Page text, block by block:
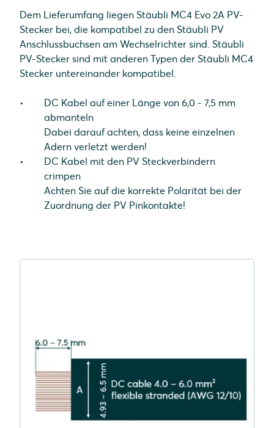
Dem Lieferumfang liegen Stäubli MC4 Evo 2A PV-
Stecker bei, die kompatibel zu den Stäubli PV
Anschlussbuchsen am Wechselrichter sind. Stäubli
PV-Stecker sind mit anderen Typen der Stäubli MC4
Stecker untereinander kompatibel.
DC Kabel auf einer Länge von 6,0 - 7,5 mm
abmanteln
Dabei darauf achten, dass keine einzelnen
Adern verletzt werden!
DC Kabel mit den PV Steckverbindern
crimpen
Achten Sie auf die korrekte Polarität bei der
Zuordnung der PV Pinkontakte!